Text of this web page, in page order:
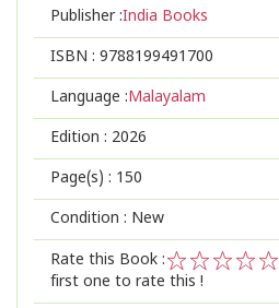
Publisher :India Books
ISBN : 9788199491700
Language :Malayalam
Edition : 2026
Page(s) : 150
Condition : New
Rate this Book :
2
1
first one to rate this !